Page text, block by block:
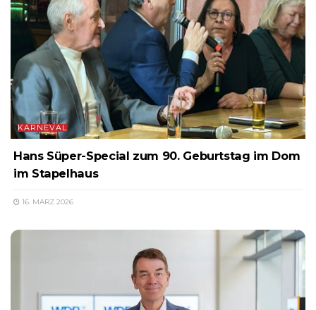
KARNEVAL
Hans Süper-Special zum 90. Geburtstag im Dom
im Stapelhaus
16. MÄRZ 2026